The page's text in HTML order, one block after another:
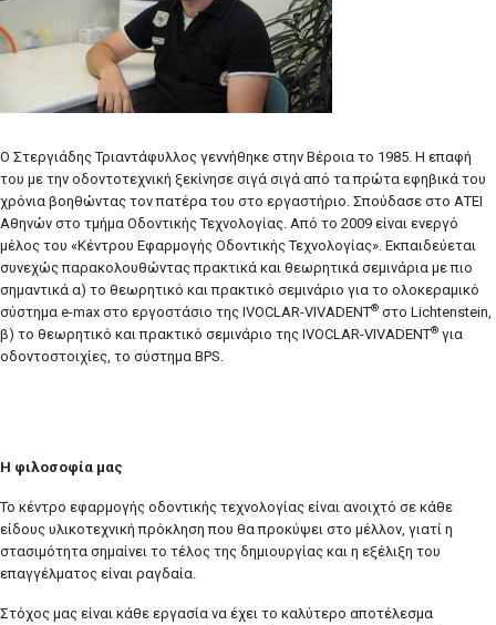
Ο Στεργιάδης Τριαντάφυλλος γεννήθηκε στην Βέροια το 1985. Η επαφή
του με την οδοντοτεχνική ξεκίνησε σιγά σιγά από τα πρώτα εφηβικά του
χρόνια βοηθώντας τον πατέρα του στο εργαστήριο. Σπούδασε στο ΑΤΕΙ
Αθηνών στο τμήμα Οδοντικής Τεχνολογίας. Από το 2009 είναι ενεργό
μέλος του «Κέντρου Εφαρμογής Οδοντικής Τεχνολογίας». Εκπαιδεύεται
συνεχώς παρακολουθώντας πρακτικά και θεωρητικά σεμινάρια με πιο
σημαντικά α) το θεωρητικό και πρακτικό σεμινάριο για το ολοκεραμικό
σύστημα e-max στο εργοστάσιο της IVOCLAR-VIVADENT® στο Lichtenstein,
β) το θεωρητικό και πρακτικό σεμινάριο της IVOCLAR-VIVADENT® για
οδοντοστοιχίες, το σύστημα BPS.
Η φιλοσοφία μας
Το κέντρο εφαρμογής οδοντικής τεχνολογίας είναι ανοιχτό σε κάθε
είδους υλικοτεχνική πρόκληση που θα προκύψει στο μέλλον, γιατί η
στασιμότητα σημαίνει το τέλος της δημιουργίας και η εξέλιξη του
επαγγέλματος είναι ραγδαία.
Στόχος μας είναι κάθε εργασία να έχει το καλύτερο αποτέλεσμα